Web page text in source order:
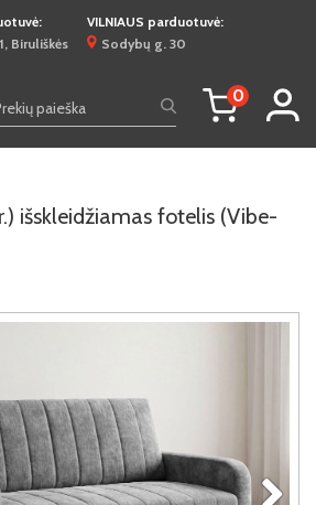
Biruliškės
VILNIAUS parduotuvė:
Sodybų g. 30
0
išskleidžiamas fotelis (Vibe-